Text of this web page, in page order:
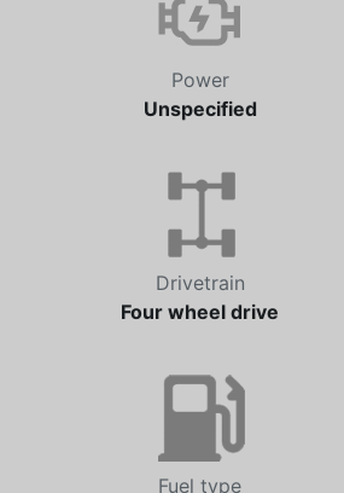
Power
Unspecified
Drivetrain
Four wheel drive
Fuel type